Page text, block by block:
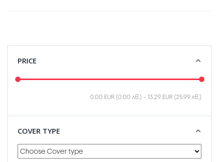
PRICE
0.00 EUR (0.00 лв.) - 13.29 EUR (25.99 лв.)
COVER TYPE